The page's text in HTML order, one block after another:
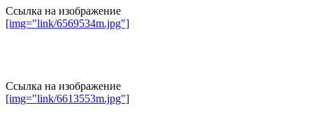
Ссылка на изображение
[img="link/6569534m.jpg"]
Ссылка на изображение
[img="link/6613553m.jpg"]